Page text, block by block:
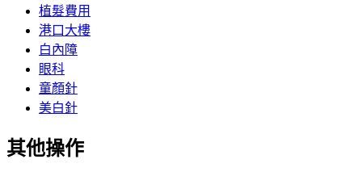
植髮費用
港口大樓
白內障
眼科
童顏針
美白針
其他操作